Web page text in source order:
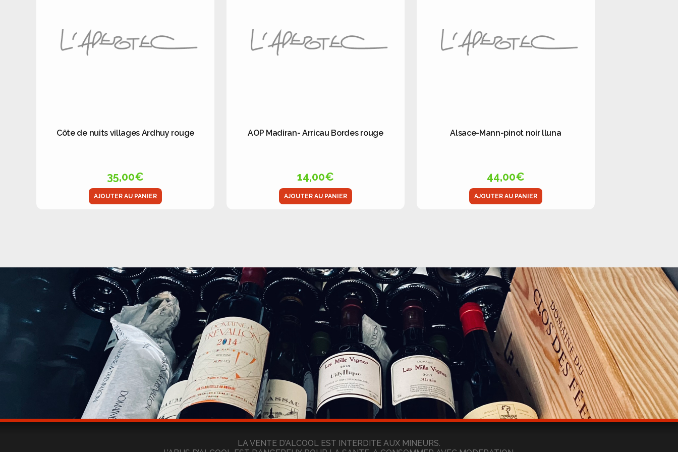
Côte de nuits villages Ardhuy rouge
35,00€
AJOUTER AU PANIER
AOP Madiran- Arricau Bordes rouge
14,00€
AJOUTER AU PANIER
Alsace-Mann-pinot noir lluna
44,00€
AJOUTER AU PANIER
LA VENTE D’ALCOOL EST INTERDITE AUX MINEURS.